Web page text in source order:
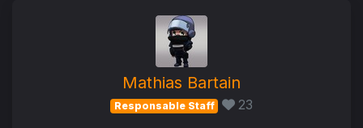
Mathias Bartain
Responsable Staff 23